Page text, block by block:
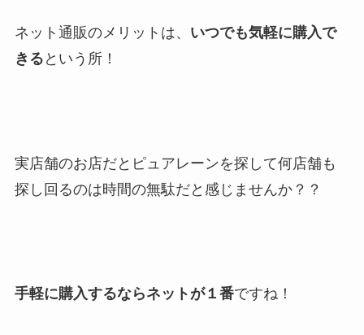
ネット通販のメリットは、 いつでも気軽に購入で
きる という所！
実店舗のお店だとピュアレーンを探して何店舗も
探し回るのは時間の無駄だと感じませんか？？
手軽に購入するならネットが１番ですね！